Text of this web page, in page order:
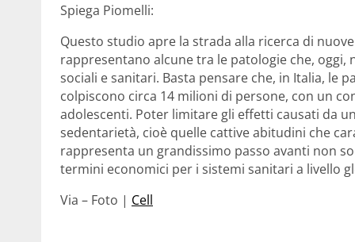
Spiega Piomelli:
Questo studio apre la strada alla ricerca di
rappresentano alcune tra le patologie che,
sociali e sanitari. Basta pensare che, in Italia, le
colpiscono circa 14 milioni di persone, con un
adolescenti. Poter limitare gli effetti causati da
sedentarietà, cioè quelle cattive abitudini che
rappresenta un grandissimo passo avanti non
termini economici per i sistemi sanitari a livello
Via – Foto | Cell